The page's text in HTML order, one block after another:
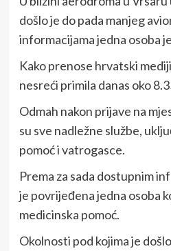
došlo je do pada manjeg
informacijama jedna osoba
Kako prenose hrvatski
nesreći primila danas oko
Odmah nakon prijave na
su sve nadležne službe,
pomoć i vatrogasce.
Prema za sada dostupnim
je povrijeđena jedna osoba
medicinska pomoć.
Okolnosti pod kojima je